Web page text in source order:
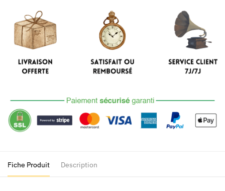
Mariée
Epoque
Fiche Produit Description